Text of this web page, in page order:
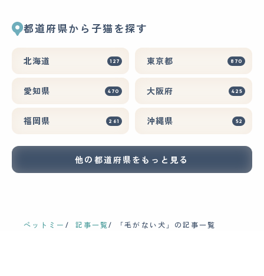
都道府県から子猫を探す
北海道 127 東京都 870
愛知県 470 大阪府 425
福岡県 261 沖縄県 52
他の都道府県をもっと見る
ペットミー 記事一覧 「毛がない犬」の記事一覧